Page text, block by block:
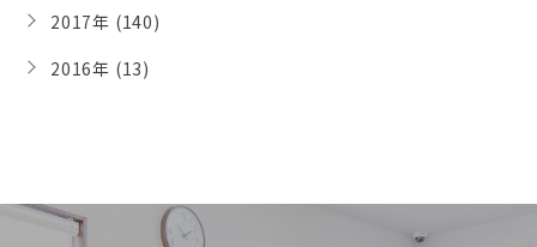
2017年 (140)
2016年 (13)